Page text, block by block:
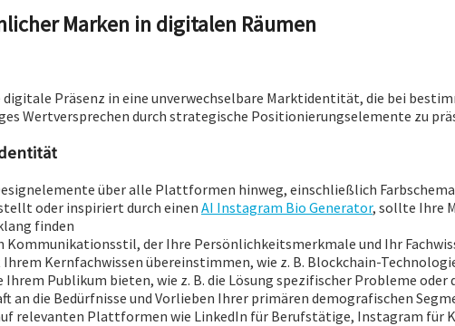
Marken in digitalen Räumen
Präsenz in eine unverwechselbare Marktidentität, die bei
Wertversprechen durch strategische Positionierungselemente zu
über alle Plattformen hinweg, einschließlich
oder inspiriert durch einen AI Instagram Bio Generator, sollte Ihre
finden
Kommunikationsstil, der Ihre Persönlichkeitsmerkmale und Ihr
Kernfachwissen übereinstimmen, wie z. B. Blockchain-
Publikum bieten, wie z. B. die Lösung spezifischer Probleme oder
an die Bedürfnisse und Vorlieben Ihrer primären demografischen
relevanten Plattformen wie LinkedIn für Berufstätige, Instagram für